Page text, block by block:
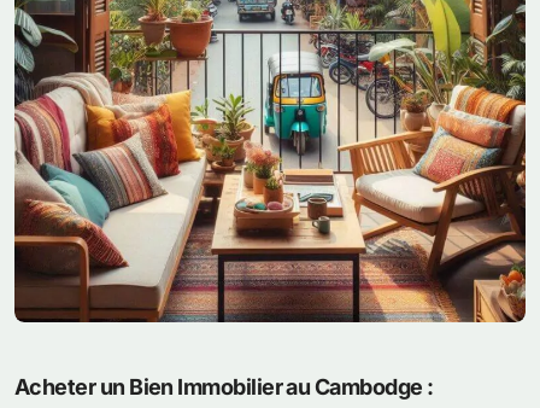
Acheter un Bien Immobilier au Cambodge :